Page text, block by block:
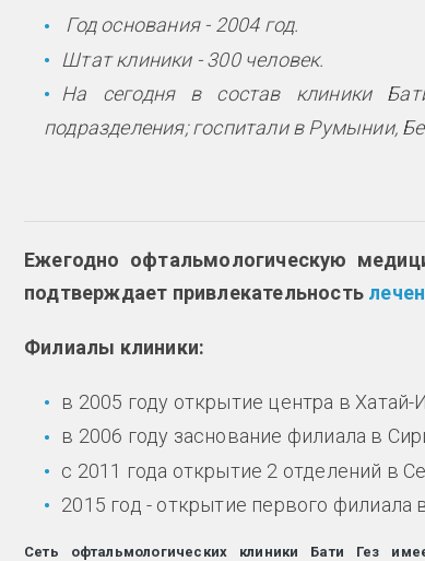
Год основания - 2004 год.
Штат клиники - 300 человек.
На сегодня в состав клиники
подразделения; госпитали в Румынии,
Ежегодно офтальмологическую
подтверждает привлекательность
Филиалы клиники:
в 2005 году открытие центра в Хатай-
в 2006 году заснование филиала в
с 2011 года открытие 2 отделений в
2015 год - открытие первого филиала
Сеть офтальмологических клиники Бати Гез